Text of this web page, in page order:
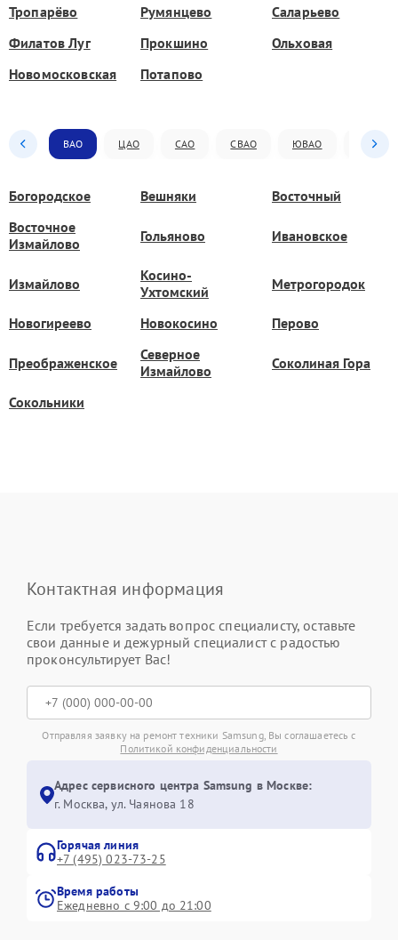
Тропарёво Румянцево
Саларьево
Филатов Луг
Прокшино
Ольховая
Новомосковская
Потапово
ВАО ЦАО САО СВАО ЮВАО ЮАО
Богородское Вешняки
Восточный
Восточное
Измайлово
Гольяново Ивановское
Измайлово
Косино-
Ухтомский
Метрогородок
Новогиреево Новокосино Перово
Преображенское
Северное
Измайлово
Соколиная Гора
Сокольники
Контактная информация
Если требуется задать вопрос специалисту, оставьте
свои данные и дежурный специалист с радостью
проконсультирует Вас!
Отправляя заявку на ремонт техники Samsung, Вы соглашаетесь с
Политикой конфиденциальности
Адрес сервисного центра Samsung в Москве:
г. Москва, ул. Чаянова 18
Горячая линия
+7 (495) 023-73-25
Время работы
Ежедневно с 9:00 до 21:00